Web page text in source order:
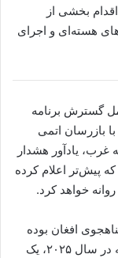
بخشی از
هسته‌ای و اجرای
گسترش برنامه
بازرسان اتمی
غرب، یادآور هشدار
پیش‌تر اعلام کرده
خواهد کرد.
افغان بوده
است، اما گزارش عفو بین‌الملل حاکی است که در سال ۲۰۲۵، یک